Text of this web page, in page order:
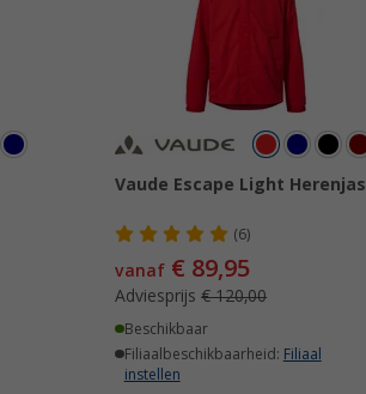
Vaude Escape Light Herenjas
(6)
vanaf € 89,95
Adviesprijs€ 120,00
Beschikbaar
Filiaalbeschikbaarheid: Filiaal
instellen